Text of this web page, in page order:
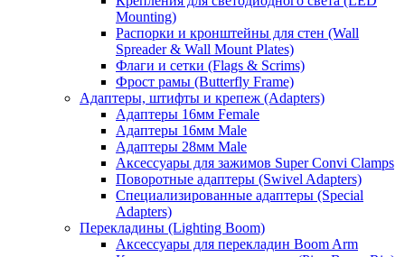
Mounting)
Распорки и кронштейны для стен (Wall
Spreader & Wall Mount Plates)
Флаги и сетки (Flags & Scrims)
Фрост рамы (Butterfly Frame)
Адаптеры, штифты и крепеж (Adapters)
Адаптеры 16мм Female
Адаптеры 16мм Male
Адаптеры 28мм Male
Аксессуары для зажимов Super Convi Clamps
Поворотные адаптеры (Swivel Adapters)
Специализированные адаптеры (Special
Adapters)
Перекладины (Lighting Boom)
Аксессуары для перекладин Boom Arm